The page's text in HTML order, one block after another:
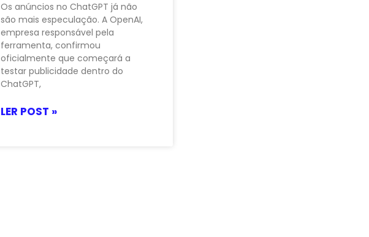
Os anúncios no ChatGPT já não
são mais especulação. A OpenAI,
empresa responsável pela
ferramenta, confirmou
oficialmente que começará a
testar publicidade dentro do
ChatGPT,
LER POST »